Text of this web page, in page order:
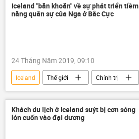
Iceland "băn khoăn" về sự phát triển tiềm
năng quân sự của Nga ở Bắc Cực
24 Tháng Năm 2019, 09:10
Iceland Thế giới
Chính trị
Bắc Cực
Liên bang Nga
Mike Pompeo
Khách du lịch ở Iceland suýt bị cơn sóng
lớn cuốn vào đại dương